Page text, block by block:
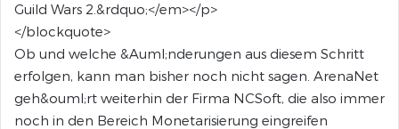
Guild Wars 2.&rdquo;</em></p>
</blockquote>
Ob und welche &Auml;nderungen aus diesem Schritt
erfolgen, kann man bisher noch nicht sagen. ArenaNet
geh&ouml;rt weiterhin der Firma NCSoft, die also immer
noch in den Bereich Monetarisierung eingreifen